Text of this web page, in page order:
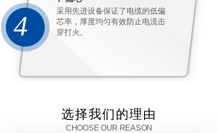
4
采用先进设备保证了电缆的低偏
芯率，厚度均匀有效防止电流击
穿打火。
选择我们的理由
CHOOSE OUR REASON